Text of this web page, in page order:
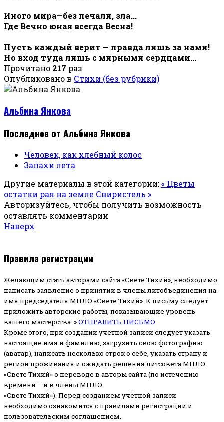
Иного мира—без печали, зла...
Где Вечно юная всегда Весна!
Пусть каждый верит — правда лишь за нами!
Но вход туда лишь с мирными сердцами...
Прочитано 217 раз
Опубликовано в Стихи (без рубрики)
Альбина Янкова
Последнее от Альбина Янкова
Человек, как хлебный колос
Запахи лета
Другие материалы в этой категории:« Цветы
остатки рая на земле Свиристель »
Авторизуйтесь, чтобы получить возможность
оставлять комментарии
Наверх
Правила регистрации
Желающим стать авторами сайта «Свете Тихий», необходимо
написать заявление о принятии в члены литобъединения на
имя председателя МПЛО «Свете Тихий». К письму следует
приложить авторские работы, показывающие уровень
вашего мастерства. »ОТПРАВИТЬ ПИСЬМО
Кроме этого, при создании учетной записи следует указать
настоящие имя и фамилию, загрузить свою фотографию
(аватар), написать несколько строк о себе, указать страну и
регион проживания и ожидать решения литсовета МПЛО
«Свете Тихий» о переводе в авторы сайта (по истечению
времени – и в члены МПЛО
«Свете Тихий»). Перед созданием учётной записи
необходимо ознакомится с правилами регистрации и
пользовательским соглашением.